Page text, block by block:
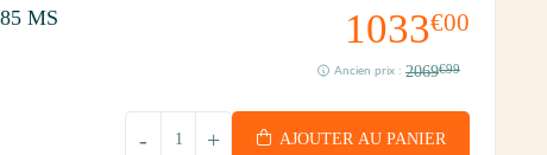
MS 1033€00
Ancien prix : 2069€99
+
- AJOUTER AU PANIER